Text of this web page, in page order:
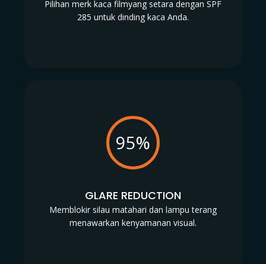
Pilihan merk kaca filmyang setara dengan SPF
285 untuk dinding kaca Anda.
95%
GLARE REDUCTION
Memblokir silau matahari dan lampu terang
menawarkan kenyamanan visual.